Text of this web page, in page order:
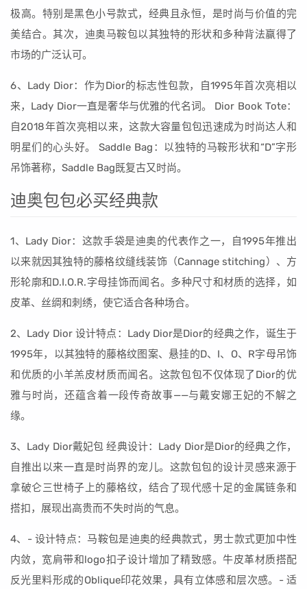
极高。特别是黑色小号款式，经典且永恒，是时尚与价值的完
美结合。其次，迪奥马鞍包以其独特的形状和多种背法赢得了
市场的广泛认可。
6、Lady Dior：作为Dior的标志性包款，自1995年首次亮相以
来，Lady Dior一直是奢华与优雅的代名词。 Dior Book Tote：
自2018年首次亮相以来，这款大容量包包迅速成为时尚达人和
明星们的心头好。 Saddle Bag：以独特的马鞍形状和“D”字形
吊饰著称，Saddle Bag既复古又时尚。
迪奥包包必买经典款
1、Lady Dior：这款手袋是迪奥的代表作之一，自1995年推出
以来就因其独特的藤格纹缝线装饰（Cannage stitching）、方
形轮廓和D.I.O.R.字母挂饰而闻名。多种尺寸和材质的选择，如
皮革、丝绸和刺绣，使它适合各种场合。
2、Lady Dior 设计特点：Lady Dior是Dior的经典之作，诞生于
1995年，以其独特的藤格纹图案、悬挂的D、I、O、R字母吊饰
和优质的小羊羔皮材质而闻名。这款包包不仅体现了Dior的优
雅与时尚，还蕴含着一段传奇故事——与戴安娜王妃的不解之
缘。
3、Lady Dior戴妃包 经典设计：Lady Dior是Dior的经典之作，
自推出以来一直是时尚界的宠儿。这款包包的设计灵感来源于
拿破仑三世椅子上的藤格纹，结合了现代感十足的金属链条和
搭扣，展现出高贵而不失时尚的气息。
4、- 设计特点：马鞍包是迪奥的经典款式，男士款式更加中性
内敛，宽肩带和logo扣子设计增加了精致感。牛皮革材质搭配
反光里料形成的Oblique印花效果，具有立体感和层次感。- 适